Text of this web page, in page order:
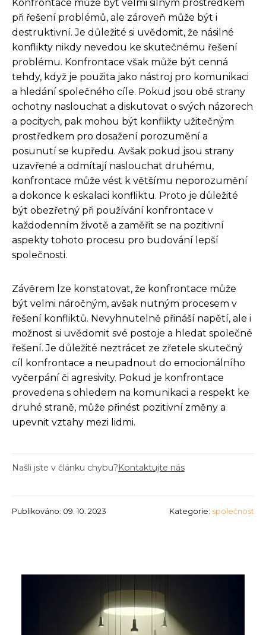
Konfrontace může být velmi silným prostředkem
při řešení problémů, ale zároveň může být i
destruktivní. Je důležité si uvědomit, že násilné
konflikty nikdy nevedou ke skutečnému řešení
problému. Konfrontace však může být cenná
tehdy, když je použita jako nástroj pro komunikaci
a hledání společného cíle. Pokud jsou obě strany
ochotny naslouchat a diskutovat o svých názorech
a pocitych, pak mohou být konflikty užitečným
prostředkem pro dosažení porozumění a
posunutí se kupředu. Avšak pokud jsou strany
uzavřené a odmítají naslouchat druhému,
konfrontace může vést k většímu neporozumění
a dokonce k eskalaci konfliktu. Proto je důležité
být obezřetný při používání konfrontace v
každodenním životě a zaměřit se na pozitivní
aspekty tohoto procesu pro budování lepší
společnosti.
Závěrem lze konstatovat, že konfrontace může
být velmi náročným, avšak nutným procesem v
řešení konfliktů. Nevyhnutelně přináší napětí, ale i
možnost si uvědomit své postoje a hledat společné
řešení. Je důležité neztrácet ze zřetele skutečný
cíl konfrontace a neupadnout do emocionálního
vyčerpání či agresivity. Pokud je konfrontace
provedena s ohledem na komunikaci a respekt ke
druhé straně, může přinést pozitivní změny a
upevnit vztahy mezi lidmi.
Našli jste v článku chybu?Kontaktujte nás
Publikováno: 09. 10. 2023 Kategorie: společnost